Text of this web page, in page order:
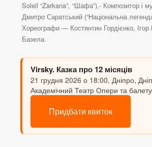
Soleil “Zarkana”, “Шафа”),- Композитор і
Дмитро Саратський (“Національна
Хореографи — Костянтин Гордієнко,
Базела.
Virsky. Казка про 12 місяців
21 грудня 2026 о 18:00, Дніпро,
Академічний Театр Опери та балету
Придбати квиток